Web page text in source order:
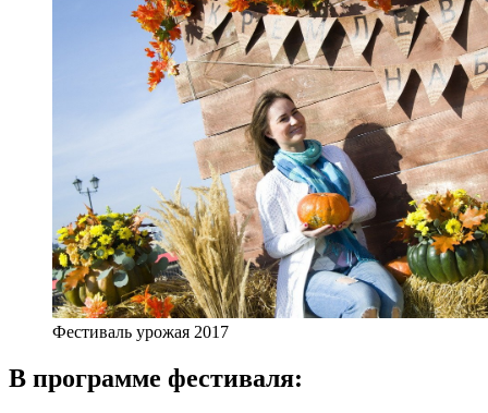
Фестиваль урожая 2017
В программе фестиваля: